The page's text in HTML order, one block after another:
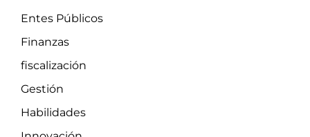
Entes Públicos
Finanzas
fiscalización
Gestión
Habilidades